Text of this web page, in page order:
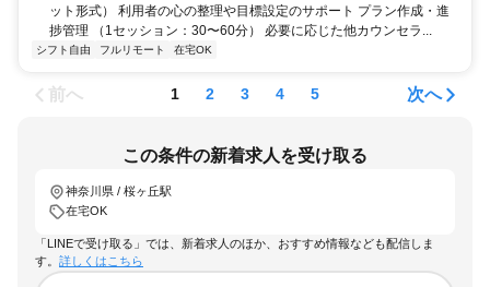
ット形式） 利用者の心の整理や目標設定のサポート プラン作成・進
捗管理 （1セッション：30〜60分） 必要に応じた他カウンセラ...
シフト自由 フルリモート 在宅OK
前へ 1 2 3 4 5 次へ
この条件の新着求人を受け取る
神奈川県 / 桜ヶ丘駅
在宅OK
「LINEで受け取る」では、新着求人のほか、おすすめ情報なども配信しま
す。 詳しくはこちら